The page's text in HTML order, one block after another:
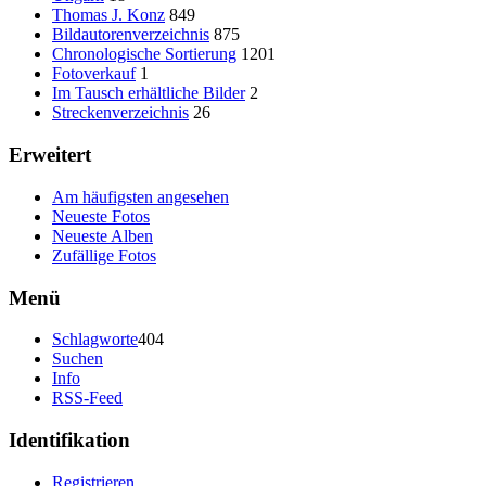
Thomas J. Konz 849
Bildautorenverzeichnis 875
Chronologische Sortierung 1201
Fotoverkauf 1
Im Tausch erhältliche Bilder 2
Streckenverzeichnis 26
Erweitert
Am häufigsten angesehen
Neueste Fotos
Neueste Alben
Zufällige Fotos
Menü
Schlagworte404
Suchen
Info
RSS-Feed
Identifikation
Registrieren